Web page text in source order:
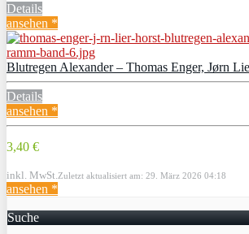
Details
ansehen *
Blutregen Alexander – Thomas Enger, Jørn
Details
ansehen *
3,40 €
inkl. MwSt. Zuletzt aktualisiert am: 29. März 2026 04:18
ansehen *
Suche